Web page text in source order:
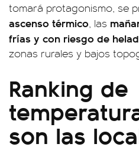
tomará protagonismo, se
ascenso térmico, las
frías y con riesgo de
zonas rurales y bajos
Ranking de
son las